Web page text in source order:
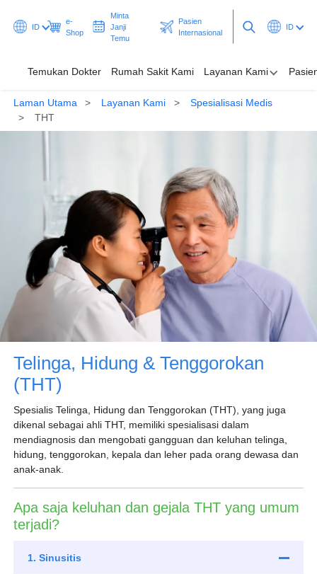
ID
e-
Shop
Minta
Janji
Temu
Pasien
Internasional
ID
Temukan Dokter Rumah Sakit Kami Layanan Kami
Temukan Dokter
Pasien & Pengunjung
Promosi & Program
Pusat Kesehatan
Minta Janji Temu Pasien Internasional
Laman Utama Layanan Kami
Spesialisasi Medis
THT
Telinga, Hidung & Tenggorokan
(THT)
Spesialis Telinga, Hidung dan Tenggorokan (THT), yang juga
dikenal sebagai ahli THT, memiliki spesialisasi dalam
mendiagnosis dan mengobati gangguan dan keluhan telinga,
hidung, tenggorokan, kepala dan leher pada orang dewasa dan
anak-anak.
Apa saja keluhan dan gejala THT yang umum
terjadi?
1. Sinusitis